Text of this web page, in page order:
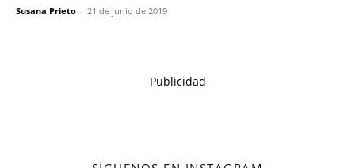
Susana Prieto - 21 de junio de 2019
Publicidad